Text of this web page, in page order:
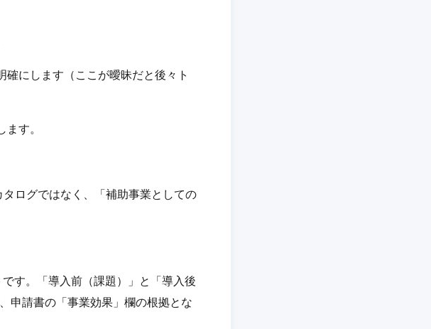
にします（ここが曖昧だと後々ト
す。
ログではなく、「補助事業としての
す。「導入前（課題）」と「導入後
申請書の「事業効果」欄の根拠とな